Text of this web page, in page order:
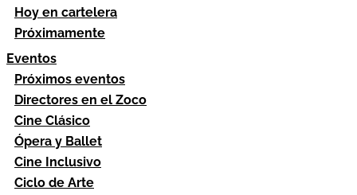
Hoy en cartelera
Próximamente
Eventos
Próximos eventos
Directores en el Zoco
Cine Clásico
Ópera y Ballet
Cine Inclusivo
Ciclo de Arte